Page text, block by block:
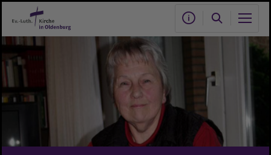
Zum Hauptinhalt springen